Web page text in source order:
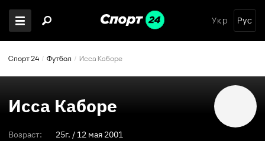
Укр Рус
Спорт 24 Футбол Исса Каборе
Исса Каборе
Возраст: 25г. / 12 мая 2001